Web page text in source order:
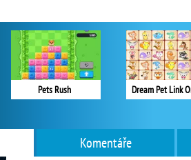
Pets Rush Dream Pet Link
Komentáře